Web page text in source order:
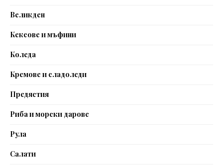
Великден
Кексове и мъфини
Коледа
Кремове и сладоледи
Предястия
Риба и морски дарове
Рула
Салати